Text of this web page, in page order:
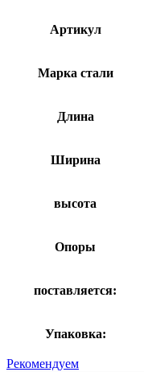
Артикул
Марка стали
Длина
Ширина
высота
Опоры
поставляется:
Упаковка:
Рекомендуем